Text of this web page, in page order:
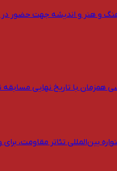
و هنر و اندیشه جهت حضور در
با تاریخ نهایی مسابقه
بین‌المللی تئاتر مقاومت،